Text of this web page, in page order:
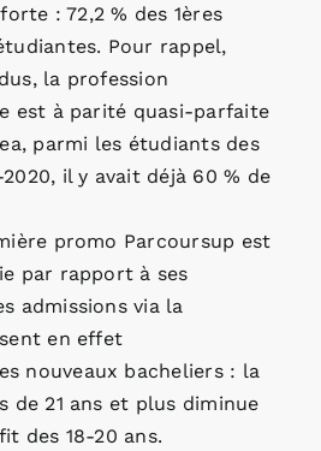
: 72,2 % des 1ères
Pour rappel,
la profession
est à parité quasi-parfaite
parmi les étudiants des
il y avait déjà 60 % de
promo Parcoursup est
par rapport à ses
admissions via la
en effet
nouveaux bacheliers : la
de 21 ans et plus diminue
des 18-20 ans.